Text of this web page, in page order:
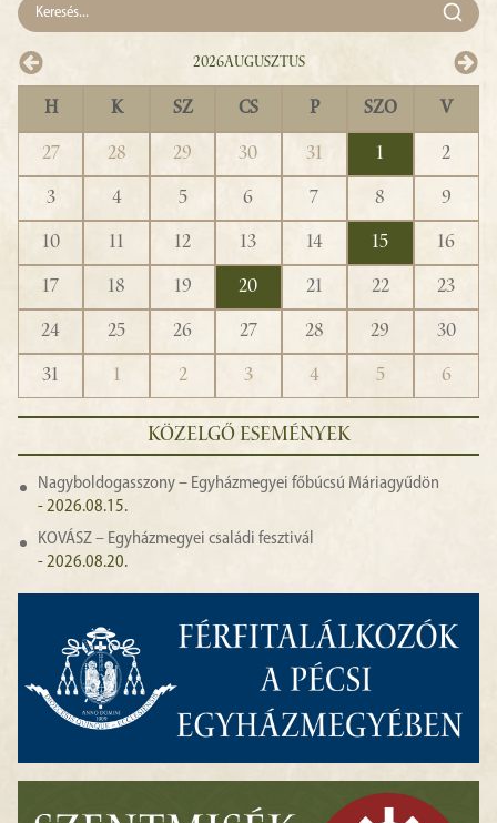
2026Augusztus
H K SZ CS P SZO V
27 28 29 30 31 1
2
3
4 5 6 7 8
9
10
11 12 13 14 15
16
17
18 19 20 21 22
23
24
25 26 27 28 29
30
31
1 2 3 4 5 6
KÖZELGŐ ESEMÉNYEK
Nagyboldogasszony – Egyházmegyei főbúcsú Máriagyűdön
- 2026.08.15.
KOVÁSZ – Egyházmegyei családi fesztivál
- 2026.08.20.